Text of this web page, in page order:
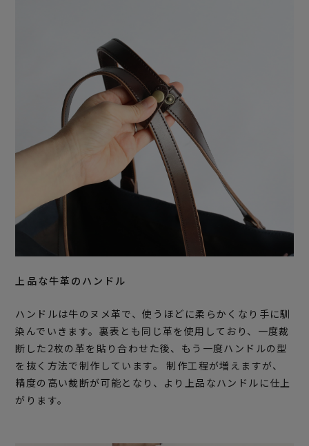
上品な牛革のハンドル
ハンドルは牛のヌメ革で、使うほどに柔らかくなり手に馴
染んでいきます。裏表とも同じ革を使用しており、一度裁
断した2枚の革を貼り合わせた後、もう一度ハンドルの型
を抜く方法で制作しています。 制作工程が増えますが、
精度の高い裁断が可能となり、より上品なハンドルに仕上
がります。